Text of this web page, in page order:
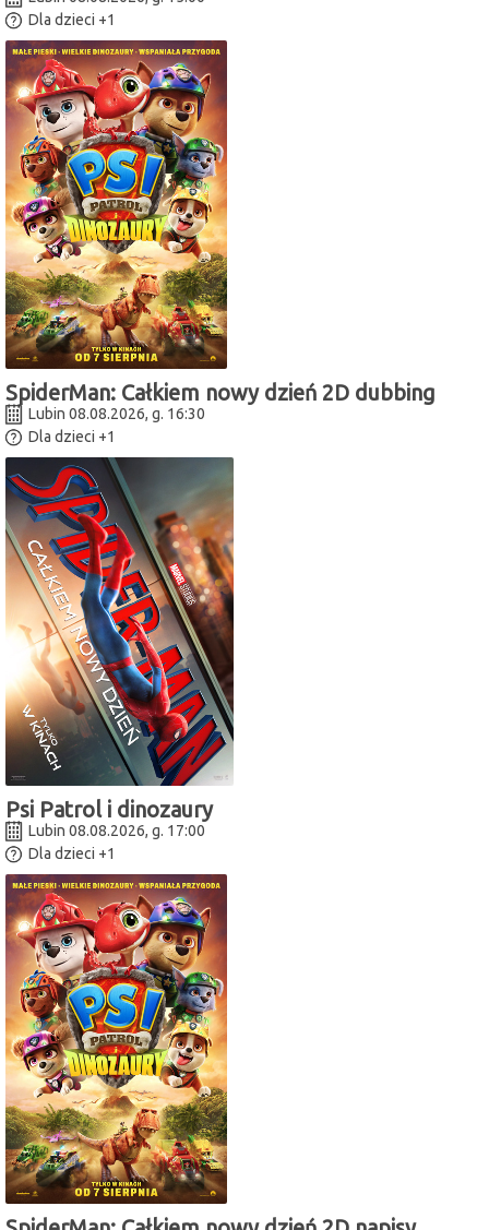
Dla dzieci +1
SpiderMan: Całkiem nowy dzień 2D dubbing
Lubin 08.08.2026, g. 16:30
Dla dzieci +1
Psi Patrol i dinozaury
Lubin 08.08.2026, g. 17:00
Dla dzieci +1